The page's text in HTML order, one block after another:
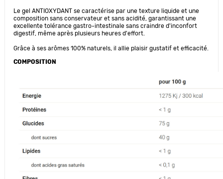
Le gel ANTIOXYDANT se caractérise par une texture liquide et une
composition sans conservateur et sans acidité, garantissant une
excellente tolérance gastro-intestinale sans craindre d'inconfort
digestif, même après plusieurs heures d'effort.
Grâce à ses arômes 100% naturels, il allie plaisir gustatif et efficacité.
COMPOSITION